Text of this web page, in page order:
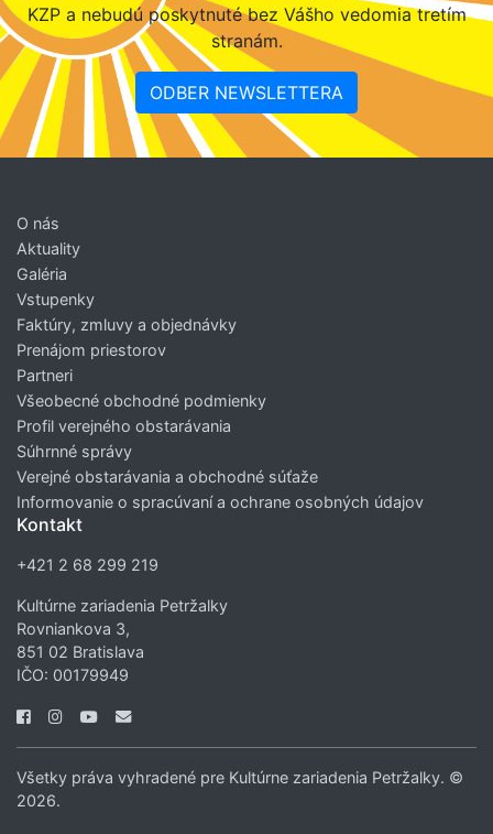
KZP a nebudú poskytnuté bez Vášho vedomia tretím
stranám.
ODBER NEWSLETTERA
O nás
Aktuality
Galéria
Vstupenky
Faktúry, zmluvy a objednávky
Prenájom priestorov
Partneri
Všeobecné obchodné podmienky
Profil verejného obstarávania
Súhrnné správy
Verejné obstarávania a obchodné súťaže
Informovanie o spracúvaní a ochrane osobných údajov
Kontakt
+421 2 68 299 219
Kultúrne zariadenia Petržalky
Rovniankova 3,
851 02 Bratislava
IČO: 00179949
Všetky práva vyhradené pre Kultúrne zariadenia Petržalky. ©
2026.